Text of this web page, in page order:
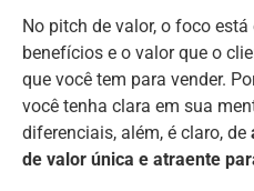
No pitch de valor, o foco
benefícios e o valor que o
que você tem para vender.
você tenha clara em sua
diferenciais, além, é claro, de
de valor única e atraente